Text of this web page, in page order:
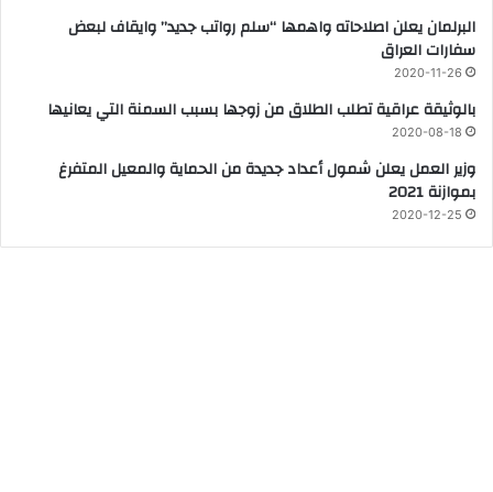
البرلمان يعلن اصلاحاته واهمها “سلم رواتب جديد” وايقاف لبعض
سفارات العراق
2020-11-26
بالوثيقة عراقية تطلب الطلاق من زوجها بسبب السمنة التي يعانيها
2020-08-18
وزير العمل يعلن شمول أعداد جديدة من الحماية والمعيل المتفرغ
بموازنة 2021
2020-12-25